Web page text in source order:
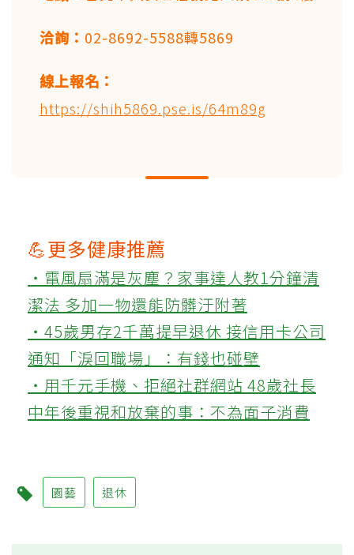
洽詢： 02-8692-5588轉5869
線上報名：
https://shih5869.pse.is/64m89g
💪更多健康推薦
‧電風扇滿是灰塵？家事達人教1分鐘清
潔法 多加一物還能防髒汙附著
‧45歲男存2千萬提早退休 接信用卡公司
通知「淚回職場」：有錢也碰壁
‧用千元手機、拒絕社群網站 48歲社長
中年後重視和放棄的事：不為面子消費
園藝 退休